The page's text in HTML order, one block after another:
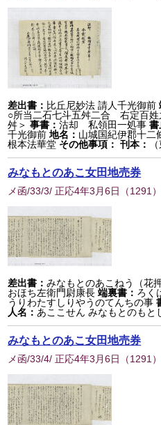
差出書： 比丘尼妙法 請人千光御前
○所当二石七斗五舛二合 右定百姓
舛＞ 事書：沽却 私領田一処事 書
千光御前 地名： 山城国紀伊郡十二
根本法華堂 その他事項： 刊本：
みなもとのあこ女田地売券
メ函/33/3/ 正応4年3月6日 （1291
差出書：みなもとのあこねう（花
おほち左衛門尉康長 端裏書： ろく
うりわたすしりやうのてんちの事
人名： あここせん みなもとのもと
みなもとのあこ女田地売券
メ函/33/4/ 正応4年3月6日 （1291